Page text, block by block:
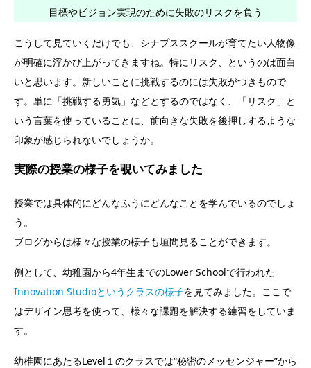
目標やビジョン実現のために失敗のリスクを負う
こうして見ていくだけでも、シナプススクールが育てたい人物像
が明確に浮かび上がってきますね。特にリスク、というのは面白
いと思います。新しいことに挑戦するのには失敗がつきもので
す。単に「挑戦する勇気」などとするのではなく、「リスク」と
いう言葉を使っていることに、前向きな失敗を後押しするような
印象が感じられないでしょうか。
実際の授業の様子を覗いてみました
授業では具体的にどんなふうにどんなことを学んでいるのでしょ
う。
ブログからは様々な授業の様子も垣間見ることができます。
例として、幼稚園から4年生までのLower Schoolで行われた
Innovation Studioというクラスの様子を見てみました。ここで
はデザイン思考を使って、様々な課題を解決する練習をしていま
す。
幼稚園にあたるLevel１のクラスでは“秘密のメッセンジャー”から